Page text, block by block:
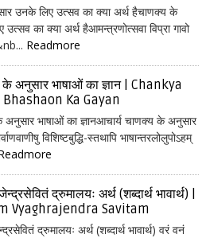
उनके लिए उत्सव का क्या अर्थ हैचाणक्य के
का क्या अर्थ हैआमन्त्रणोत्सवा विप्रा गावो
Readmore
के अनुसार भाषाओं का ज्ञान | Chankya
Ka Gayan
भाषाओं का ज्ञानआचार्य चाणक्य के अनुसार
विशिष्टबुद्धि-स्तथापि भाषान्तरलोलुपोऽहम्
द्रुमालयः अर्थ (शब्दार्थ भावार्थ) |
Vyaghrajendra Savitam
द्रुमालयः अर्थ (शब्दार्थ भावार्थ) वरं वनं